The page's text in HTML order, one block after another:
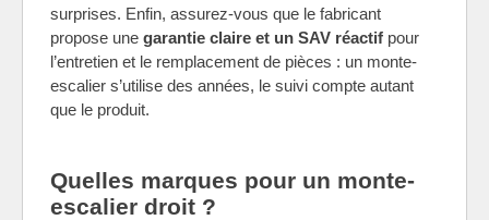
surprises. Enfin, assurez-vous que le fabricant
propose une garantie claire et un SAV réactif pour
l’entretien et le remplacement de pièces : un monte-
escalier s’utilise des années, le suivi compte autant
que le produit.
Quelles marques pour un monte-
escalier droit ?